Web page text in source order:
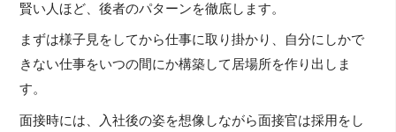
賢い人ほど、後者のパターンを徹底します。
まずは様子見をしてから仕事に取り掛かり、自分にしかで
きない仕事をいつの間にか構築して居場所を作り出しま
す。
面接時には、入社後の姿を想像しながら面接官は採用をし